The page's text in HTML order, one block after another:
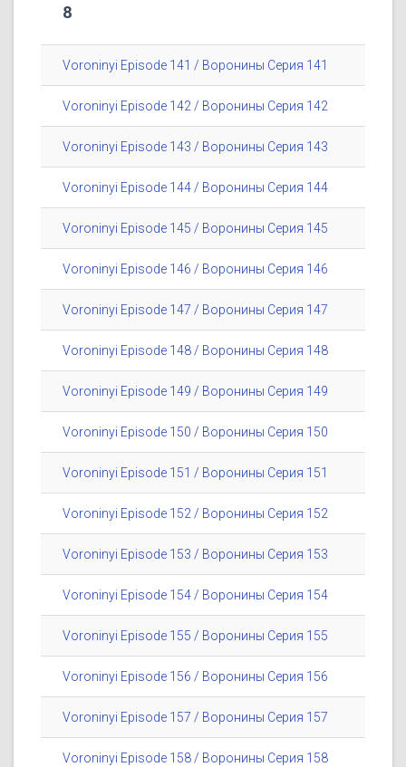
8
Voroninyi Episode 141 / Воронины Серия 141
Voroninyi Episode 142 / Воронины Серия 142
Voroninyi Episode 143 / Воронины Серия 143
Voroninyi Episode 144 / Воронины Серия 144
Voroninyi Episode 145 / Воронины Серия 145
Voroninyi Episode 146 / Воронины Серия 146
Voroninyi Episode 147 / Воронины Серия 147
Voroninyi Episode 148 / Воронины Серия 148
Voroninyi Episode 149 / Воронины Серия 149
Voroninyi Episode 150 / Воронины Серия 150
Voroninyi Episode 151 / Воронины Серия 151
Voroninyi Episode 152 / Воронины Серия 152
Voroninyi Episode 153 / Воронины Серия 153
Voroninyi Episode 154 / Воронины Серия 154
Voroninyi Episode 155 / Воронины Серия 155
Voroninyi Episode 156 / Воронины Серия 156
Voroninyi Episode 157 / Воронины Серия 157
Voroninyi Episode 158 / Воронины Серия 158